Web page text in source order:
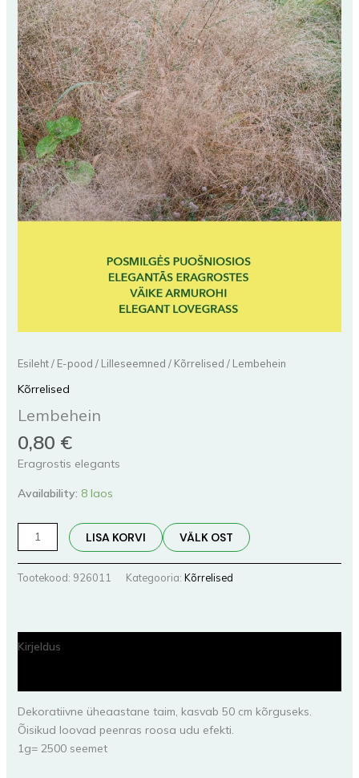
Esileht/ E-pood / Lilleseemned / Kõrrelised / Lembehein
Kõrrelised
Lembehein
0,80 €
Eragrostis elegants
Availability: 8 laos
LISA KORVI VÄLK OST
Tootekood: 926011 Kategooria: Kõrrelised
Kirjeldus
Dekoratiivne üheaastane taim, kasvab 50 cm kõrguseks.
Õisikud loovad peenras roosa udu efekti.
1g= 2500 seemet